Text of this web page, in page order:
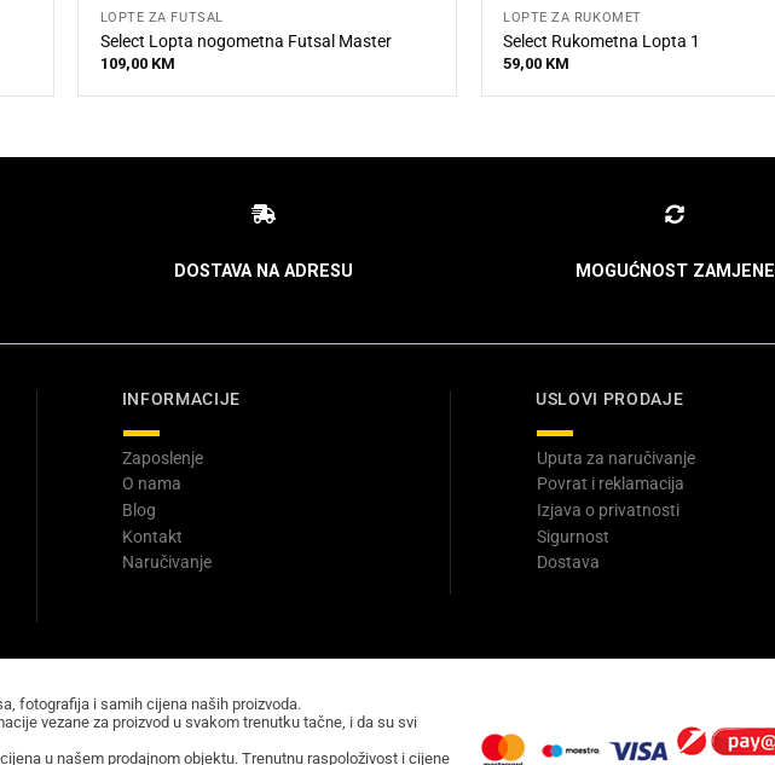
LOPTE ZA FUTSAL
Select Lopta nogometna Futsal Master
109,00 KM
LOPTE ZA RUKOMET
Select Rukometna Lopta 1
59,00 KM
DOSTAVA NA ADRESU MOGUĆNOST ZAMJENE
INFORMACIJE
Zaposlenje
O nama
Blog
Kontakt
Naručivanje
USLOVI PRODAJE
Uputa za naručivanje
Povrat i reklamacija
Izjava o privatnosti
Sigurnost
Dostava
fotografija i samih cijena naših proizvoda.
vezane za proizvod u svakom trenutku tačne, i da su svi
u našem prodajnom objektu. Trenutnu raspoloživost i cijene